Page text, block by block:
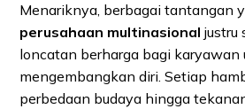
Menariknya, berbagai tantangan
perusahaan multinasional justru
loncatan berharga bagi karyawan
mengembangkan diri. Setiap
perbedaan budaya hingga